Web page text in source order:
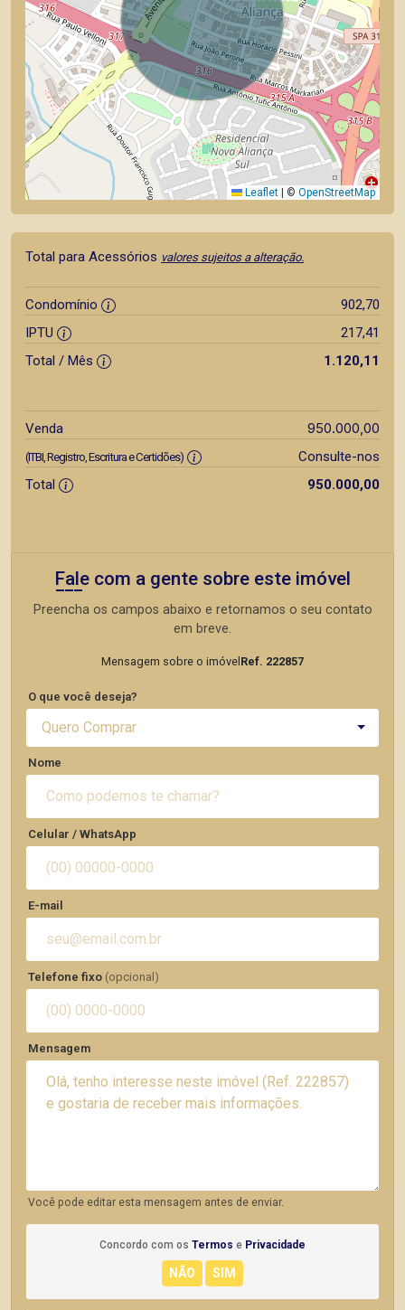
Leaflet © OpenStreetMap
Total para Acessórios valores sujeitos a alteração.
Condomínio
902,70
IPTU
217,41
Total / Mês
1.120,11
Venda 950.000,00
(ITBI, Registro, Escritura e Certidões)
Consulte-nos
Total
950.000,00
Fale com a gente sobre este imóvel
Preencha os campos abaixo e retornamos o seu contato
em breve.
Mensagem sobre o imóvel Ref. 222857
O que você deseja?
Quero Comprar
Nome
Celular / WhatsApp
E-mail
Telefone fixo (opcional)
Mensagem
Você pode editar esta mensagem antes de enviar.
Concordo com os Termos e Privacidade